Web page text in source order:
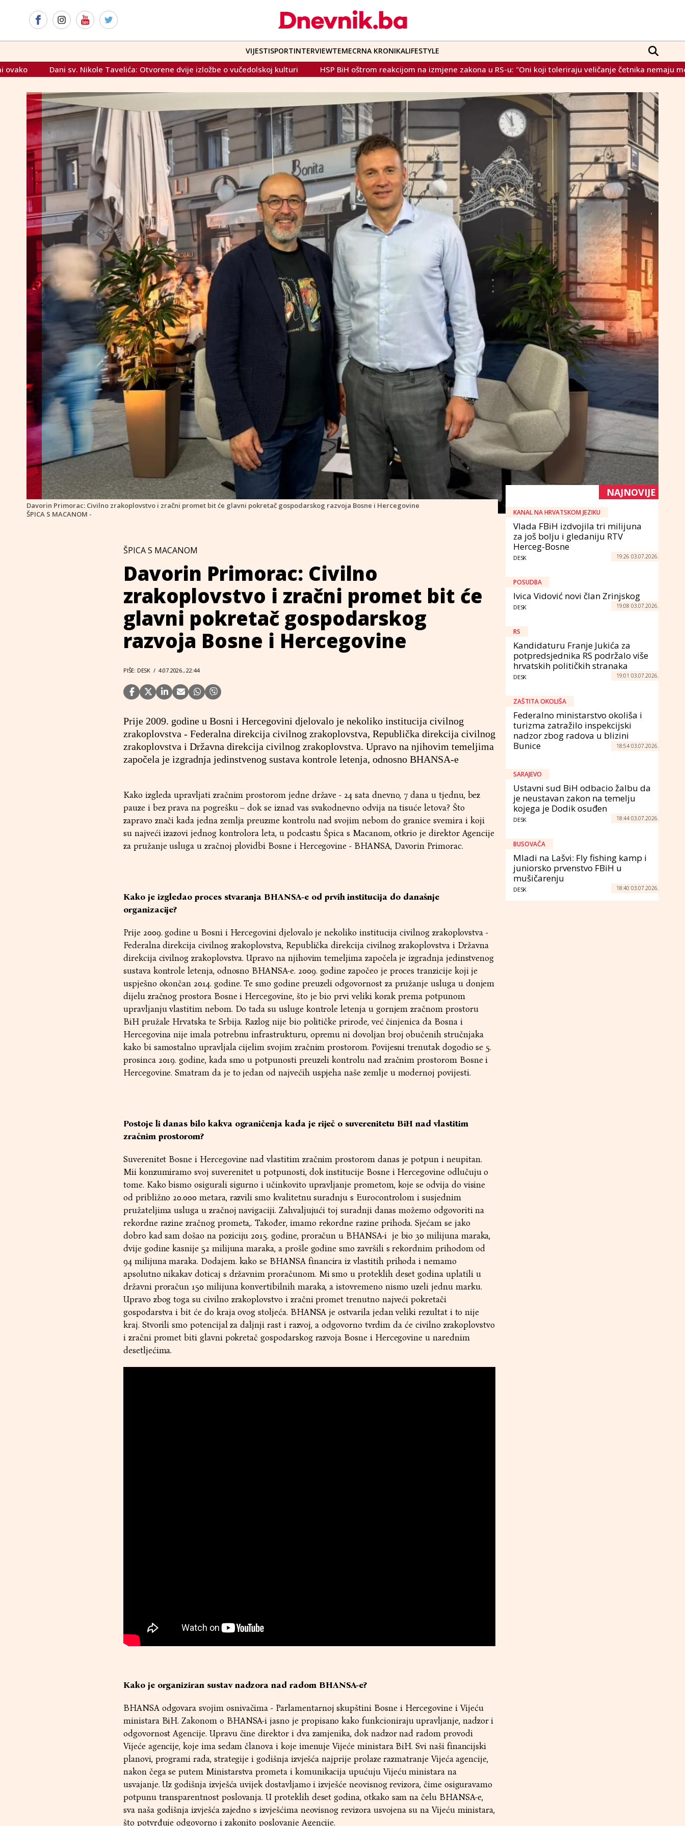
VIJESTISPORTINTERVIEWTEMECRNA KRONIKALIFESTYLE
dvije izložbe o vučedolskoj kulturi HSP BiH oštrom reakcijom na izmjene zakona u RS-u: "Oni koji toleriraju veličanje četnika nemaju moralno pravo krojiti zakone o prošlosti"
Davorin Primorac: Civilno zrakoplovstvo i zračni promet bit će glavni pokretač gospodarskog razvoja Bosne i Hercegovine
ŠPICA S MACANOM -
ŠPICA S MACANOM
Davorin Primorac: Civilno
zrakoplovstvo i zračni promet bit će
glavni pokretač gospodarskog
razvoja Bosne i Hercegovine
PIŠE: DESK / 4.07.2026., 22:44
Prije 2009. godine u Bosni i Hercegovini djelovalo je nekoliko institucija civilnog
zrakoplovstva - Federalna direkcija civilnog zrakoplovstva, Republička direkcija civilnog
zrakoplovstva i Državna direkcija civilnog zrakoplovstva. Upravo na njihovim temeljima
započela je izgradnja jedinstvenog sustava kontrole letenja, odnosno BHANSA-e
Kako izgleda upravljati zračnim prostorom jedne države - 24 sata dnevno, 7 dana u tjednu, bez
pauze i bez prava na pogrešku – dok se iznad vas svakodnevno odvija na tisuće letova? Što
zapravo znači kada jedna zemlja preuzme kontrolu nad svojim nebom do granice svemira i koji
su najveći izazovi jednog kontrolora leta, u podcastu Špica s Macanom, otkrio je direktor Agencije
za pružanje usluga u zračnoj plovidbi Bosne i Hercegovine - BHANSA, Davorin Primorac.
Kako je izgledao proces stvaranja BHANSA-e od prvih institucija do današnje
organizacije?
Prije 2009. godine u Bosni i Hercegovini djelovalo je nekoliko institucija civilnog zrakoplovstva -
Federalna direkcija civilnog zrakoplovstva, Republička direkcija civilnog zrakoplovstva i Državna
direkcija civilnog zrakoplovstva. Upravo na njihovim temeljima započela je izgradnja jedinstvenog
sustava kontrole letenja, odnosno BHANSA-e. 2009. godine započeo je proces tranzicije koji je
uspješno okončan 2014. godine. Te smo godine preuzeli odgovornost za pružanje usluga u donjem
dijelu zračnog prostora Bosne i Hercegovine, što je bio prvi veliki korak prema potpunom
upravljanju vlastitim nebom. Do tada su usluge kontrole letenja u gornjem zračnom prostoru
BiH pružale Hrvatska te Srbija. Razlog nije bio političke prirode, već činjenica da Bosna i
Hercegovina nije imala potrebnu infrastrukturu, opremu ni dovoljan broj obučenih stručnjaka
kako bi samostalno upravljala cijelim svojim zračnim prostorom. Povijesni trenutak dogodio se 5.
prosinca 2019. godine, kada smo u potpunosti preuzeli kontrolu nad zračnim prostorom Bosne i
Hercegovine. Smatram da je to jedan od najvećih uspjeha naše zemlje u modernoj povijesti.
Postoje li danas bilo kakva ograničenja kada je riječ o suverenitetu BiH nad vlastitim
zračnim prostorom?
Suverenitet Bosne i Hercegovine nad vlastitim zračnim prostorom danas je potpun i neupitan.
Mii konzumiramo svoj suverenitet u potpunosti, dok institucije Bosne i Hercegovine odlučuju o
tome. Kako bismo osigurali sigurno i učinkovito upravljanje prometom, koje se odvija do visine
od približno 20.000 metara, razvili smo kvalitetnu suradnju s Eurocontrolom i susjednim
pružateljima usluga u zračnoj navigaciji. Zahvaljujući toj suradnji danas možemo odgovoriti na
rekordne razine zračnog prometa,. Također, imamo rekordne razine prihoda. Sjećam se jako
dobro kad sam došao na poziciju 2015. godine, proračun u BHANSA-i je bio 30 milijuna maraka,
dvije godine kasnije 52 milijuna maraka, a prošle godine smo završili s rekordnim prihodom od
94 milijuna maraka. Dodajem. kako se BHANSA financira iz vlastitih prihoda i nemamo
apsolutno nikakav doticaj s državnim proračunom. Mi smo u proteklih deset godina uplatili u
državni proračun 150 milijuna konvertibilnih maraka, a istovremeno nismo uzeli jednu marku.
Upravo zbog toga su civilno zrakoplovstvo i zračni promet trenutno najveći pokretači
gospodarstva i bit će do kraja ovog stoljeća. BHANSA je ostvarila jedan veliki rezultat i to nije
kraj. Stvorili smo potencijal za daljnji rast i razvoj, a odgovorno tvrdim da će civilno zrakoplovstvo
i zračni promet biti glavni pokretač gospodarskog razvoja Bosne i Hercegovine u narednim
desetljećima.
Kako je organiziran sustav nadzora nad radom BHANSA-e?
BHANSA odgovara svojim osnivačima - Parlamentarnoj skupštini Bosne i Hercegovine i Vijeću
ministara BiH. Zakonom o BHANSA-i jasno je propisano kako funkcioniraju upravljanje, nadzor i
odgovornost Agencije. Upravu čine direktor i dva zamjenika, dok nadzor nad radom provodi
Vijeće agencije, koje ima sedam članova i koje imenuje Vijeće ministara BiH. Svi naši financijski
planovi, programi rada, strategije i godišnja izvješća najprije prolaze razmatranje Vijeća agencije,
nakon čega se putem Ministarstva prometa i komunikacija upućuju Vijeću ministara na
usvajanje. Uz godišnja izvješća uvijek dostavljamo i izvješće neovisnog revizora, čime osiguravamo
potpunu transparentnost poslovanja. U proteklih deset godina, otkako sam na čelu BHANSA-e,
sva naša godišnja izvješća zajedno s izvješćima neovisnog revizora usvojena su na Vijeću ministara,
što potvrđuje odgovorno i zakonito poslovanje Agencije.
NAJNOVIJE
KANAL NA HRVATSKOM JEZIKU
Vlada FBiH izdvojila tri milijuna
za još bolju i gledaniju RTV
Herceg-Bosne
DESK 19:26 03.07.2026.
POSUDBA
Ivica Vidović novi član Zrinjskog
DESK 19:08 03.07.2026.
RS
Kandidaturu Franje Jukića za
potpredsjednika RS podržalo više
hrvatskih političkih stranaka
DESK 19:01 03.07.2026.
ZAŠTITA OKOLIŠA
Federalno ministarstvo okoliša i
turizma zatražilo inspekcijski
nadzor zbog radova u blizini
Bunice
18:54 03.07.2026.
SARAJEVO
Ustavni sud BiH odbacio žalbu da
je neustavan zakon na temelju
kojega je Dodik osuđen
DESK 18:44 03.07.2026.
BUSOVAČA
Mladi na Lašvi: Fly fishing kamp i
juniorsko prvenstvo FBiH u
mušičarenju
DESK 18:40 03.07.2026.